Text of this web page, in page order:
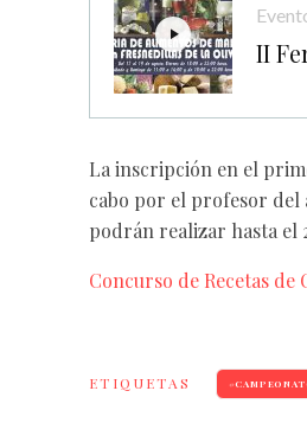
II
La inscripción en el
cabo por el profesor del
podrán realizar hasta el
Concurso de Recetas de
ETIQUETAS